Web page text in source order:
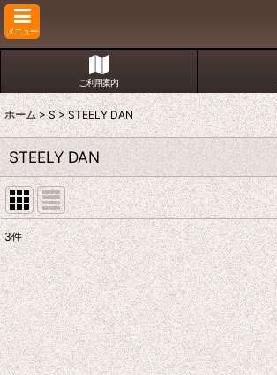
メニュー
ご利用案内
ホーム > S > STEELY DAN
STEELY DAN
表示数:
並び順:
3件